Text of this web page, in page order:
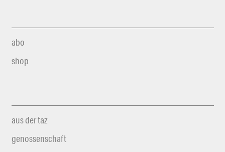
abo
shop
aus der taz
genossenschaft